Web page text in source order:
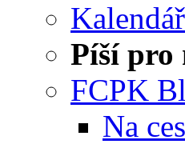
Píší pro
FCPK
Na